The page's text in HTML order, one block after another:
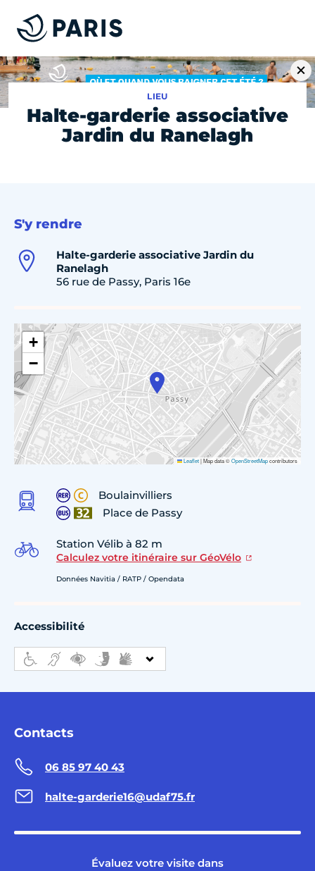
LIEU
Halte-garderie associative
Jardin du Ranelagh
S'y rendre
Halte-garderie associative Jardin du
Ranelagh
56 rue de Passy, Paris 16e
+
−
Leaflet|Map data ©OpenStreetMapcontributors
Boulainvilliers
Place de Passy
Station Vélib à 82 m
Calculez votre itinéraire sur GéoVélo
Données Navitia / RATP / Opendata
Accessibilité
Contacts
06 85 97 40 43
halte-garderie16@udaf75.fr
Évaluez votre visite dans